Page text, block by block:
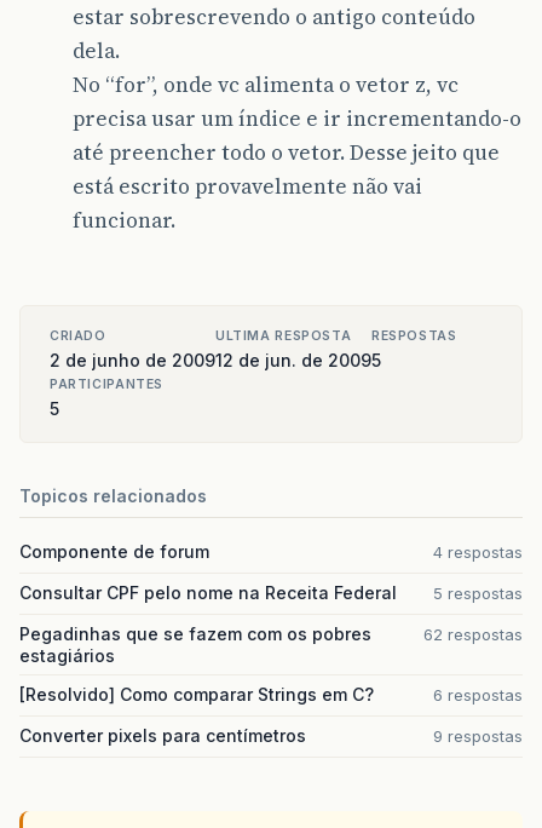
estar sobrescrevendo o antigo conteúdo
dela.
No “for”, onde vc alimenta o vetor z, vc
precisa usar um índice e ir incrementando-o
até preencher todo o vetor. Desse jeito que
está escrito provavelmente não vai
funcionar.
CRIADO
2 de junho de 2009
ULTIMA RESPOSTA
12 de jun. de 2009
RESPOSTAS
5
PARTICIPANTES
5
Topicos relacionados
Componente de forum 4 respostas
Consultar CPF pelo nome na Receita Federal 5 respostas
Pegadinhas que se fazem com os pobres
estagiários
62 respostas
[Resolvido] Como comparar Strings em C? 6 respostas
Converter pixels para centímetros 9 respostas